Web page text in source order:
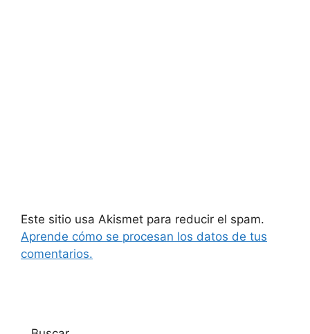
Este sitio usa Akismet para reducir el spam.
Aprende cómo se procesan los datos de tus
comentarios.